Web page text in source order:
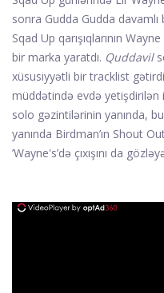
sonra Gudda Gudda davamlı
Sqad Up qarışıqlarının
bir marka yaratdı. Quddavil
xüsusiyyətli bir tracklist
müddətində evdə yetişdirilən
solo gəzintilərinin yanında,
yanında Birdman’ın Shout
’Wayne's’də çıxışını da